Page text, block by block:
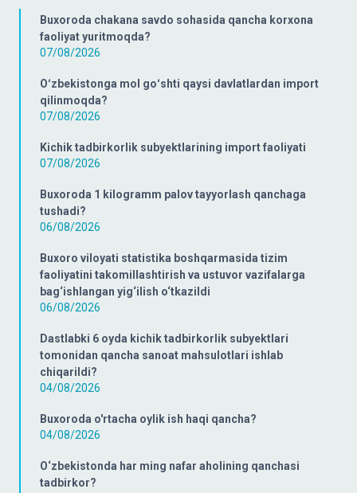
Buxoroda chakana savdo sohasida qancha korxona
faoliyat yuritmoqda?
07/08/2026
Oʻzbekistonga mol goʻshti qaysi davlatlardan import
qilinmoqda?
07/08/2026
Kichik tadbirkorlik subyektlarining import faoliyati
07/08/2026
Buxoroda 1 kilogramm palov tayyorlash qanchaga
tushadi?
06/08/2026
Buxoro viloyati statistika boshqarmasida tizim
faoliyatini takomillashtirish va ustuvor vazifalarga
bag‘ishlangan yig‘ilish o‘tkazildi
06/08/2026
Dastlabki 6 oyda kichik tadbirkorlik subyektlari
tomonidan qancha sanoat mahsulotlari ishlab
chiqarildi?
04/08/2026
Buxoroda o'rtacha oylik ish haqi qancha?
04/08/2026
O‘zbekistonda har ming nafar aholining qanchasi
tadbirkor?